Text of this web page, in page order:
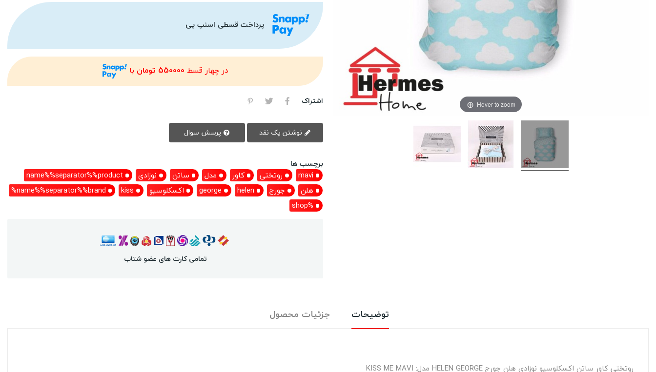
Hover to zoom
پرداخت قسطی اسنپ پی
در چهار قسط 550000 تومان با
اشتراک
برچسب ها
mavi
روتختی کاور مدل ساتن نوزادی
name%%separator%%product
هلن
جورج helen
george اکسکلوسیو kiss
name%%separator%%brand%
%shop
تمامی کارت های عضو شتاب
توضیحات جزئیات محصول
روتختی کاور ساتن اکسکلوسیو نوزادی هلن جورج HELEN GEORGE مدل: KISS ME MAVI